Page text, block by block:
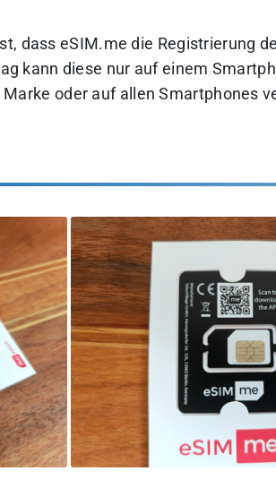
dass eSIM.me die Registrierung
kann diese nur auf einem
oder auf allen Smartphones